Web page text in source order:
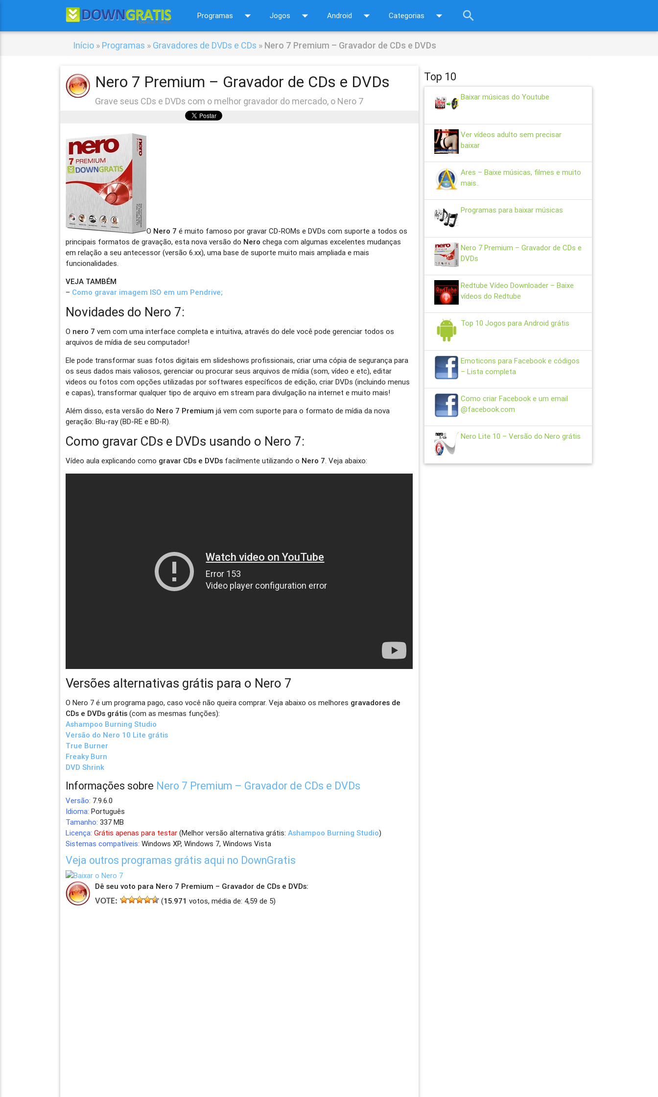
Programas arrow_drop_down Jogos arrow_drop_down Android arrow_drop_down Categorias arrow_drop_down search
Início » Programas » Gravadores de DVDs e CDs » Nero 7 Premium – Gravador de CDs e DVDs
Nero 7 Premium – Gravador de CDs e DVDs
Grave seus CDs e DVDs com o melhor gravador do mercado, o Nero 7
O Nero 7 é muito famoso por gravar CD-ROMs e DVDs com suporte a todos os
principais formatos de gravação, esta nova versão do Nero chega com algumas excelentes mudanças
em relação a seu antecessor (versão 6.xx), uma base de suporte muito mais ampliada e mais
funcionalidades.
VEJA TAMBÉM
– Como gravar imagem ISO em um Pendrive;
Novidades do Nero 7:
O nero 7 vem com uma interface completa e intuitiva, através do dele você pode gerenciar todos os
arquivos de mídia de seu computador!
Ele pode transformar suas fotos digitais em slideshows profissionais, criar uma cópia de segurança para
os seus dados mais valiosos, gerenciar ou procurar seus arquivos de mídia (som, vídeo e etc), editar
videos ou fotos com opções utilizadas por softwares específicos de edição, criar DVDs (incluindo menus
e capas), transformar qualquer tipo de arquivo em stream para divulgação na internet e muito mais!
Além disso, esta versão do Nero 7 Premium já vem com suporte para o formato de mídia da nova
geração: Blu-ray (BD-RE e BD-R).
Como gravar CDs e DVDs usando o Nero 7:
Vídeo aula explicando como gravar CDs e DVDs facilmente utilizando o Nero 7. Veja abaixo:
Versões alternativas grátis para o Nero 7
O Nero 7 é um programa pago, caso você não queira comprar. Veja abaixo os melhores gravadores de
CDs e DVDs grátis (com as mesmas funções):
Ashampoo Burning Studio
Versão do Nero 10 Lite grátis
True Burner
Freaky Burn
DVD Shrink
Informações sobre Nero 7 Premium – Gravador de CDs e DVDs
Versão: 7.9.6.0
Idioma: Português
Tamanho: 337 MB
Licença: Grátis apenas para testar (Melhor versão alternativa grátis:Ashampoo Burning Studio)
Sistemas compatíveis: Windows XP, Windows 7, Windows Vista
Veja outros programas grátis aqui no DownGratis
Dê seu voto para Nero 7 Premium – Gravador de CDs e DVDs:
VOTE:
(15.971 votos, média de: 4,59 de 5)
Top 10
Baixar músicas do Youtube
Ver vídeos adulto sem precisar
baixar
Ares – Baixe músicas, filmes e muito
mais..
Programas para baixar músicas
Nero 7 Premium – Gravador de CDs e
DVDs
Redtube Vídeo Downloader – Baixe
vídeos do Redtube
Top 10 Jogos para Android grátis
Emoticons para Facebook e códigos
– Lista completa
Como criar Facebook e um email
@facebook.com
Nero Lite 10 – Versão do Nero grátis